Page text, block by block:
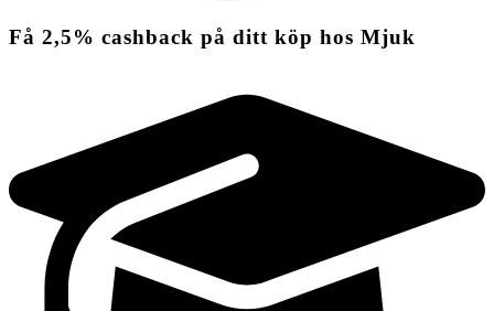
Få 2,5% cashback på ditt köp hos Mjuk